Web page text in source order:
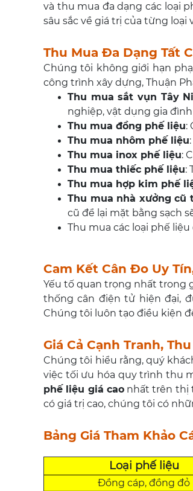
và thu mua đa dạng các loại
sâu sắc về giá trị của từng
Thu Mua Đa Dạng Tất
Chúng tôi không giới hạn
công trình xây dựng, Thuận
Thu mua sắt vụn Tây
nghiệp, vật dụng gia đình
Thu mua đồng phế liệu:
Thu mua nhôm phế liệu
Thu mua inox phế liệu:
Thu mua thiếc phế liệu:
Thu mua hợp kim phế
Thu mua nhà xưởng cũ
cũ để lại mặt bằng sạch
Thu mua các loại phế
Cam Kết Cân Đo Uy
Yếu tố quan trọng nhất trong
thống cân điện tử hiện đại,
Chúng tôi luôn tạo điều kiện
Giá Cả Cạnh Tranh,
Chúng tôi hiểu rằng, quý
việc tối ưu hóa quy trình thu
phế liệu giá caonhất trên thị
có giá trị cao, chúng tôi có
Bảng Giá Tham Khảo
Loại phế liệu
Đồng cáp, đồng đỏ